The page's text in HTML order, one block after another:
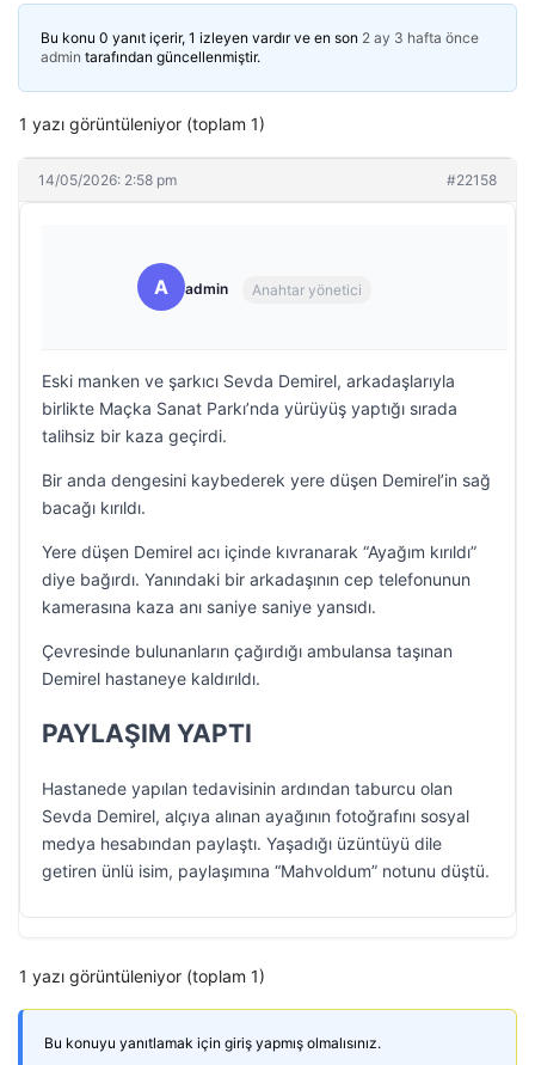
Bu konu 0 yanıt içerir, 1 izleyen vardır ve en son 2 ay 3 hafta önce
admin tarafından güncellenmiştir.
1 yazı görüntüleniyor (toplam 1)
14/05/2026: 2:58 pm #22158
A admin Anahtar yönetici
Eski manken ve şarkıcı Sevda Demirel, arkadaşlarıyla
birlikte Maçka Sanat Parkı’nda yürüyüş yaptığı sırada
talihsiz bir kaza geçirdi.
Bir anda dengesini kaybederek yere düşen Demirel’in sağ
bacağı kırıldı.
Yere düşen Demirel acı içinde kıvranarak “Ayağım kırıldı”
diye bağırdı. Yanındaki bir arkadaşının cep telefonunun
kamerasına kaza anı saniye saniye yansıdı.
Çevresinde bulunanların çağırdığı ambulansa taşınan
Demirel hastaneye kaldırıldı.
PAYLAŞIM YAPTI
Hastanede yapılan tedavisinin ardından taburcu olan
Sevda Demirel, alçıya alınan ayağının fotoğrafını sosyal
medya hesabından paylaştı. Yaşadığı üzüntüyü dile
getiren ünlü isim, paylaşımına “Mahvoldum” notunu düştü.
1 yazı görüntüleniyor (toplam 1)
Bu konuyu yanıtlamak için giriş yapmış olmalısınız.